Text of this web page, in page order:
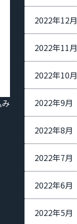
2022年12月
2022年11月
2022年10月
2022年9月
2022年8月
2022年7月
2022年6月
2022年5月